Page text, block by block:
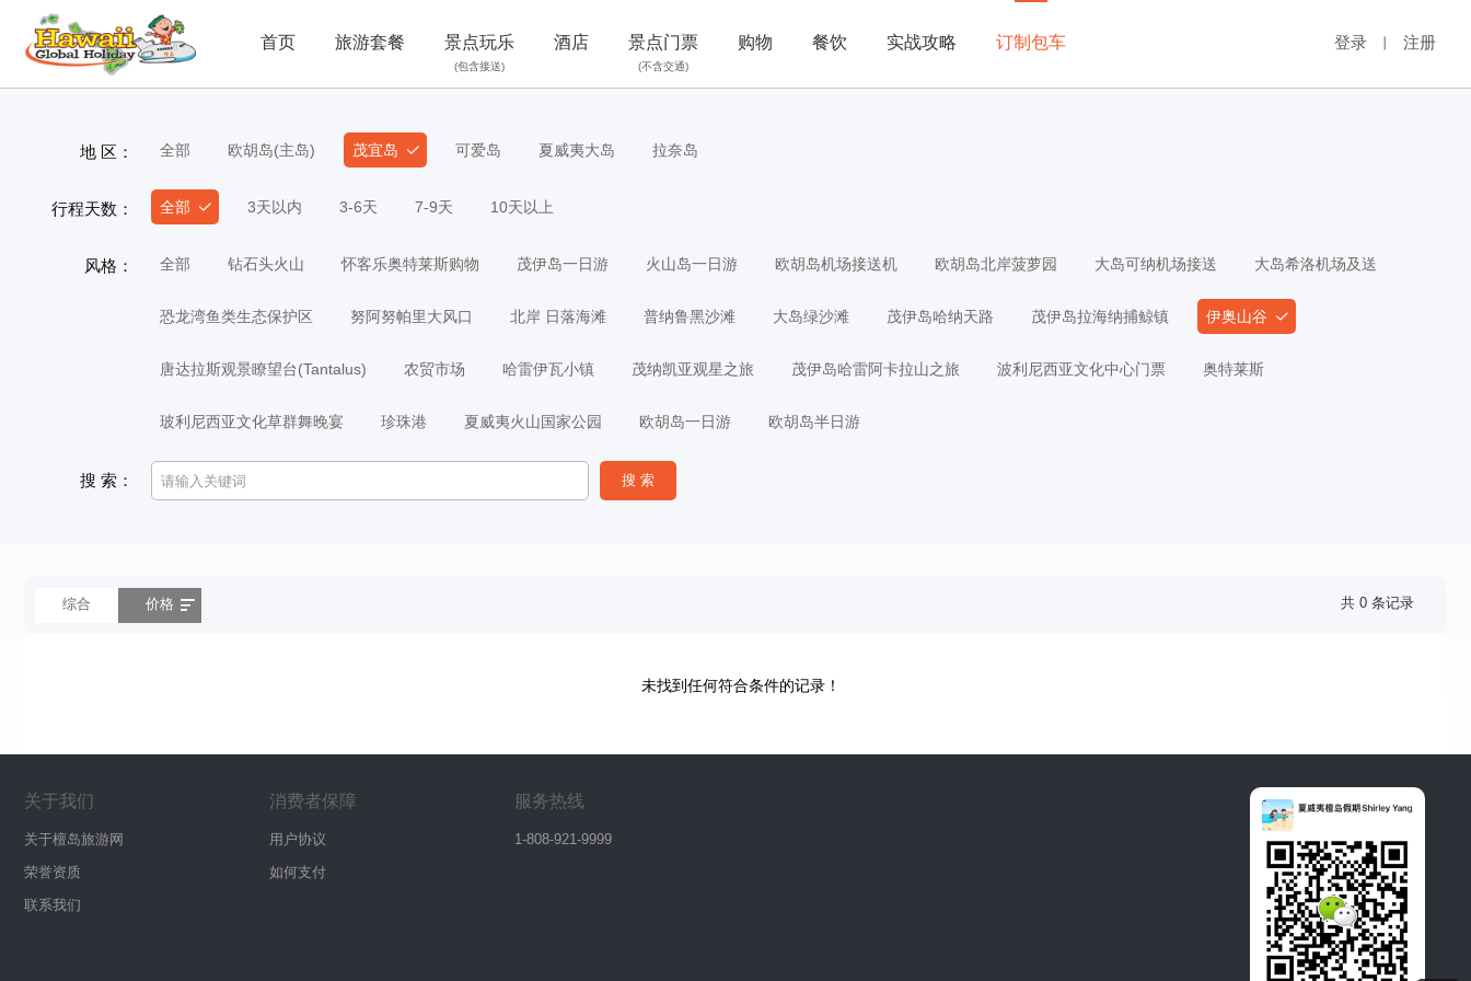
首页 旅游套餐 景点玩乐
(包含接送)
酒店 景点门票
(不含交通)
购物 餐饮 实战攻略 订制包车 登录 注册
地 区： 全部 欧胡岛(主岛) 茂宜岛 可爱岛 夏威夷大岛 拉奈岛
行程天数： 全部 3天以内 3-6天 7-9天 10天以上
风格： 全部 钻石头火山 怀客乐奥特莱斯购物 茂伊岛一日游 火山岛一日游 欧胡岛机场接送机 欧胡岛北岸菠萝园 大岛可纳机场接送 大岛希洛机场及送
恐龙湾鱼类生态保护区 努阿努帕里大风口 北岸 日落海滩 普纳鲁黑沙滩 大岛绿沙滩 茂伊岛哈纳天路 茂伊岛拉海纳捕鲸镇 伊奥山谷
唐达拉斯观景瞭望台(Tantalus) 农贸市场 哈雷伊瓦小镇 茂纳凯亚观星之旅 茂伊岛哈雷阿卡拉山之旅 波利尼西亚文化中心门票 奥特莱斯
玻利尼西亚文化草群舞晚宴 珍珠港 夏威夷火山国家公园 欧胡岛一日游 欧胡岛半日游
搜 索：
综合 价格 共 0 条记录
未找到任何符合条件的记录！
关于我们
关于檀岛旅游网
荣誉资质
联系我们
消费者保障
用户协议
如何支付
服务热线
1-808-921-9999